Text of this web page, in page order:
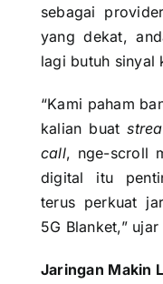
sebagai
yang dekat,
lagi butuh sinyal
“Kami paham
kalian buat
call, nge-scroll
digital itu
terus perkuat
5G Blanket,”
Jaringan Makin